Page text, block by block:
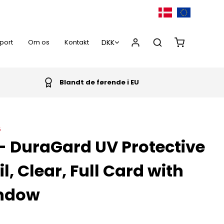
Om os Kontakt
Blandt de førende i EU
DuraGard UV Protective
Clear, Full Card with